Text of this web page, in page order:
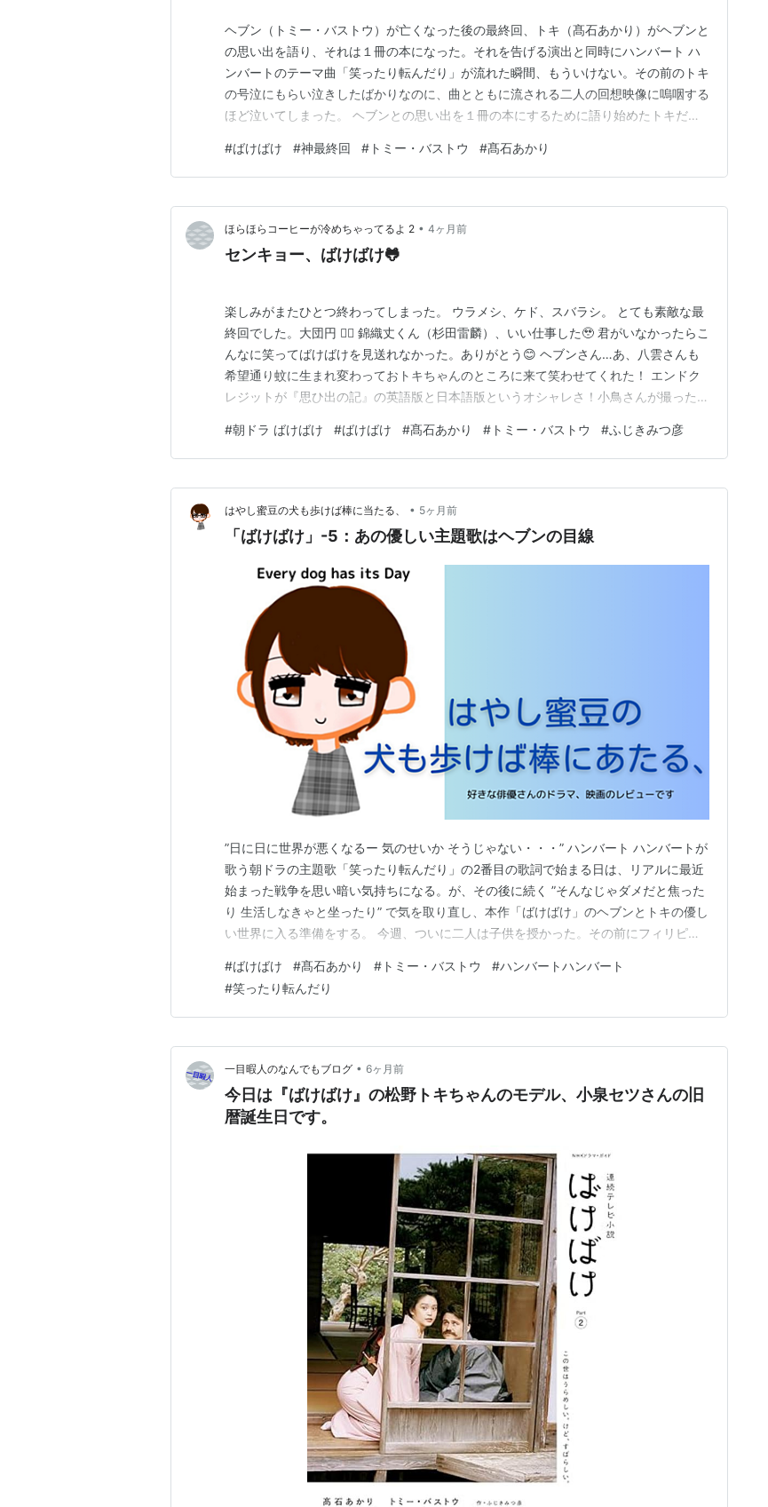
ヘブン（トミー・バストウ）が亡くなった後の最終回、トキ（髙石あかり）がヘブンと
の思い出を語り、それは１冊の本になった。それを告げる演出と同時にハンバート ハ
ンバートのテーマ曲「笑ったり転んだり」が流れた瞬間、もういけない。その前のトキ
の号泣にもらい泣きしたばかりなのに、曲とともに流される二人の回想映像に嗚咽する
ほど泣いてしまった。 ヘブンとの思い出を１冊の本にするために語り始めたトキだっ
けてしまったと後悔しか出てこない。言葉が100％通じ合っていなかったこの夫婦は、
お互いを思いやる心だけで関係を続けられていたが、後か…
#ばけばけ #神最終回 # トミー・バストウ #髙石あかり
ほらほらコーヒーが冷めちゃってるよ 2 • 4ヶ月前
センキョー、ばけばけ🐸
楽しみがまたひとつ終わってしまった。 ウラメシ、ケド、スバラシ。 とても素敵な最
終回でした。大団円 🙆‍♀️ 錦織丈くん（杉田雷麟）、いい仕事した🥹 君がいなかったらこ
んなに笑ってばけばけを見送れなかった。ありがとう😊 ヘブンさん…あ、八雲さんも
希望通り蚊に生まれ変わっておトキちゃんのところに来て笑わせてくれた！ エンドク
レジットが『思ひ出の記』の英語版と日本語版というオシャレさ！小鳥さんが撮ったば
なくて高校野球だった今日、横山哲也アナウンサーが「何気ない日常の日々がどんなに
大切な事なのかを教えてくれました…オープニ…
#朝ドラ ばけばけ #ばけばけ #髙石あかり # トミー・バストウ #ふじきみつ彦
はやし蜜豆の犬も歩けば棒に当たる、 • 5ヶ月前
「ばけばけ」-5：あの優しい主題歌はヘブンの目線
”日に日に世界が悪くなるー 気のせいか そうじゃない・・・” ハンバート ハンバートが
歌う朝ドラの主題歌「笑ったり転んだり」の2番目の歌詞で始まる日は、リアルに最近
始まった戦争を思い暗い気持ちになる。が、その後に続く ”そんなじゃダメだと焦った
り 生活しなきゃと坐ったり” で気を取り直し、本作「ばけばけ」のヘブンとトキの優し
い世界に入る準備をする。 今週、ついに二人は子供を授かった。その前にフィリピン
か迷いに迷っていたヘブン（トミー・バストウ）だったが、トキがヘブンの意思を尊重
して黙っていたことで、心は決まる。日本に…
#ばけばけ #髙石あかり # トミー・バストウ #ハンバートハンバート
#笑ったり転んだり
一目暇人のなんでもブログ • 6ヶ月前
今日は『ばけばけ』の松野トキちゃんのモデル、小泉セツさんの旧
暦誕生日です。